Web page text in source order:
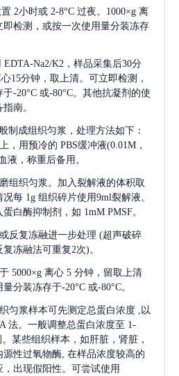
2小时或 2-8°C 过夜。1000×g 离
即检测，或按一次使用量分装冻存
EDTA-Na2/K2，样品采集后30分
15分钟，取上清。可立即检测，
-20°C 或-80°C。其他抗凝剂的使
南。
制成组织匀浆，处理方法如下：
，用预冷的 PBS缓冲液(0.01M，
液，称重后备用。
组织匀浆。加入裂解液的体积取
况每 1g 组织碎片使用9ml裂解液。
白酶抑制剂，如 1mM PMSF。
反复冻融进一步处理 (超声破碎
冻融法可重复2次)。
5000×g 离心 5 分钟，留取上清
分装冻存于-20°C 或-80°C。
匀浆样本可先测定总蛋白浓度 ,以
法。一般调整总蛋白浓度至 1-
某些组织样本，如肝脏，肾脏，
性过氧物酶, 在样品浓度较高的
出现假阳性。可尝试使用